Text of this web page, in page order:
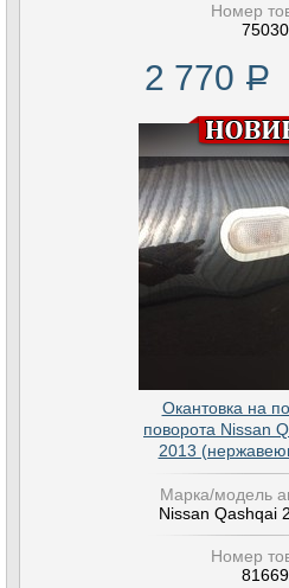
Номер
75030
2 770 Р
Окантовка на
поворота Nissan
2013
Марка/модель
Nissan Qashqai
Номер
81669